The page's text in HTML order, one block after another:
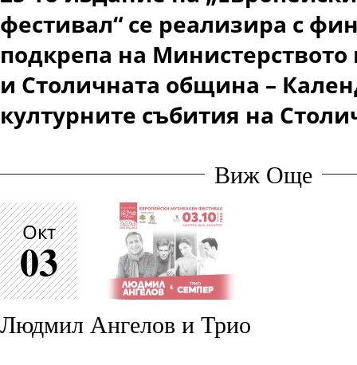
фестивал“ се реализира с
подкрепа на Министерството
и Столичната община –
културните събития на
Виж Още
Окт
03
Людмил Ангелов и Трио